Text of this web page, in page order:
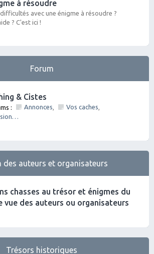
à résoudre
avec une énigme à résoudre ?
? C'est ici !
Forum
& Cistes
: Annonces, Vos caches,
des auteurs et organisateurs
chasses au trésor et énigmes du
vue des auteurs ou organisateurs
Trésors historiques